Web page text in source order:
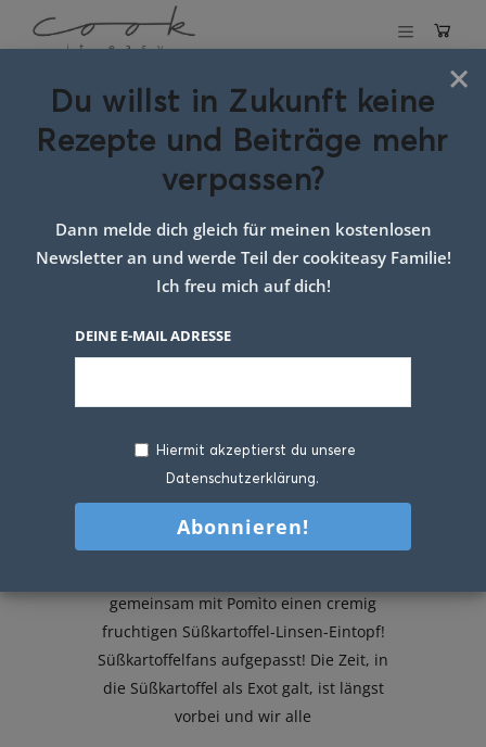
Schlagwort:
Süßkartoffel
Süßkartoffel-Linsen-Eintopf
gemeinsam mit Pomìto einen cremig
fruchtigen Süßkartoffel-Linsen-Eintopf!
Süßkartoffelfans aufgepasst! Die Zeit, in
die Süßkartoffel als Exot galt, ist längst
vorbei und wir alle
×
Du willst in Zukunft keine
Rezepte und Beiträge mehr
verpassen?
Dann melde dich gleich für meinen kostenlosen
Newsletter an und werde Teil der cookiteasy Familie!
Ich freu mich auf dich!
DEINE E-MAIL ADRESSE
Hiermit akzeptierst du unsere
Datenschutzerklärung.